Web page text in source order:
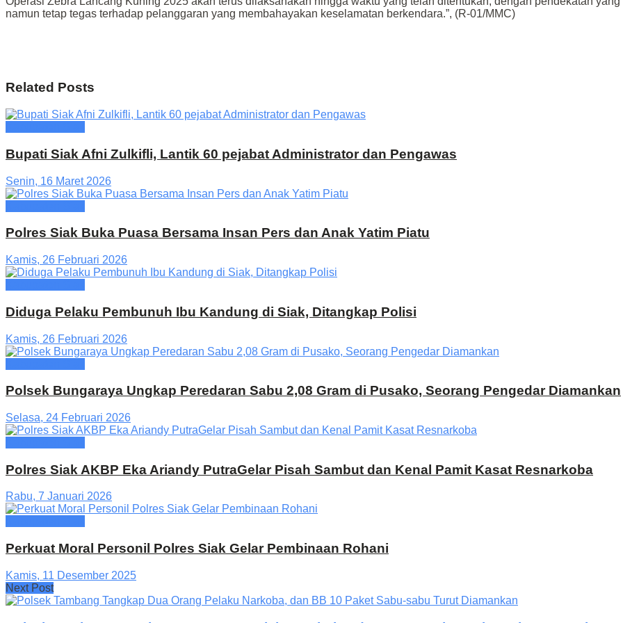
namun tetap tegas terhadap pelanggaran yang membahayakan keselamatan berkendara.”, (R-01/MMC)
Related Posts
Bupati Siak Afni Zulkifli, Lantik 60 pejabat Administrator dan Pengawas
Senin, 16 Maret 2026
Polres Siak Buka Puasa Bersama Insan Pers dan Anak Yatim Piatu
Kamis, 26 Februari 2026
Diduga Pelaku Pembunuh Ibu Kandung di Siak, Ditangkap Polisi
Kamis, 26 Februari 2026
Polsek Bungaraya Ungkap Peredaran Sabu 2,08 Gram di Pusako, Seorang Pengedar Diamankan
Selasa, 24 Februari 2026
Polres Siak AKBP Eka Ariandy PutraGelar Pisah Sambut dan Kenal Pamit Kasat Resnarkoba
Rabu, 7 Januari 2026
Perkuat Moral Personil Polres Siak Gelar Pembinaan Rohani
Kamis, 11 Desember 2025
Next Post